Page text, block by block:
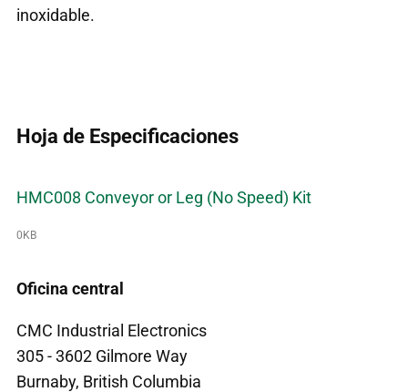
inoxidable.
Hoja de Especificaciones
HMC008 Conveyor or Leg (No Speed) Kit
0KB
Oficina central
CMC Industrial Electronics
305 - 3602 Gilmore Way
Burnaby, British Columbia